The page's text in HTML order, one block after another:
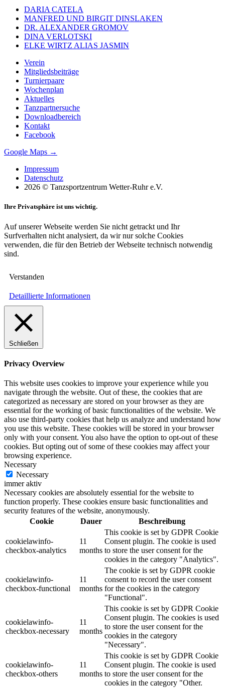
DARIA CATELA
MANFRED UND BIRGIT DINSLAKEN
DR. ALEXANDER GROMOV
DINA VERLOTSKI
ELKE WIRTZ ALIAS JASMIN
Verein
Mitgliedsbeiträge
Turnierpaare
Wochenplan
Aktuelles
Tanzpartnersuche
Downloadbereich
Kontakt
Facebook
Google Maps →
Impressum
Datenschutz
2026 © Tanzsportzentrum Wetter-Ruhr e.V.
Ihre Privatsphäre ist uns wichtig.
Auf unserer Webseite werden Sie nicht getrackt und Ihr
Surfverhalten nicht analysiert, da wir nur solche Cookies
verwenden, die für den Betrieb der Webseite technisch notwendig
sind.
Verstanden
Detaillierte Informationen
Schließen
Privacy Overview
This website uses cookies to improve your experience while you
navigate through the website. Out of these, the cookies that are
categorized as necessary are stored on your browser as they are
essential for the working of basic functionalities of the website. We
also use third-party cookies that help us analyze and understand how
you use this website. These cookies will be stored in your browser
only with your consent. You also have the option to opt-out of these
cookies. But opting out of some of these cookies may affect your
browsing experience.
Necessary
Necessary
immer aktiv
Necessary cookies are absolutely essential for the website to
function properly. These cookies ensure basic functionalities and
security features of the website, anonymously.
Cookie
Dauer Beschreibung
cookielawinfo-
checkbox-analytics
11
months
This cookie is set by GDPR Cookie
Consent plugin. The cookie is used
to store the user consent for the
cookies in the category "Analytics".
cookielawinfo-
checkbox-functional
11
months
The cookie is set by GDPR cookie
consent to record the user consent
for the cookies in the category
"Functional".
cookielawinfo-
checkbox-necessary
11
months
This cookie is set by GDPR Cookie
Consent plugin. The cookies is used
to store the user consent for the
cookies in the category
"Necessary".
cookielawinfo-
checkbox-others
11
months
This cookie is set by GDPR Cookie
Consent plugin. The cookie is used
to store the user consent for the
cookies in the category "Other.